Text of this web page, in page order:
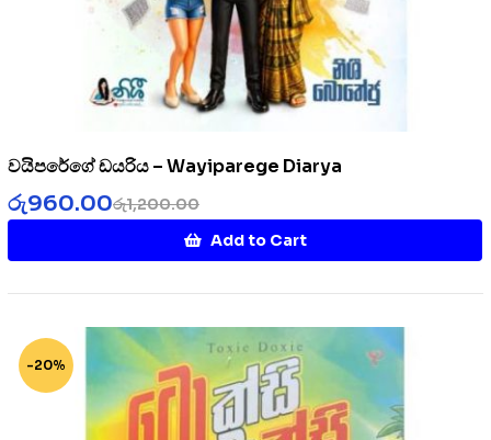
වයිපරේගේ ඩයරිය – Wayiparege Diarya
රු1,200.00
රු960.00
Add to Cart
-20%